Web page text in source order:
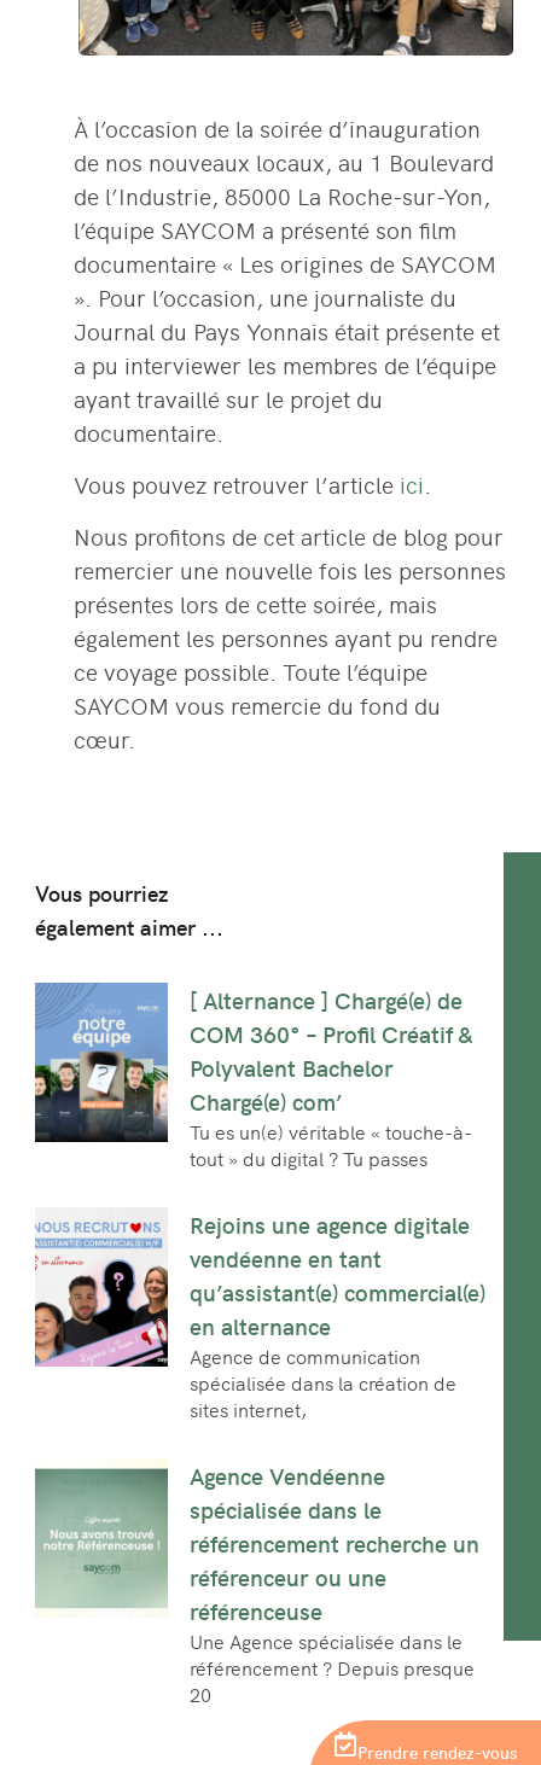
À l’occasion de la soirée d’inauguration
de nos nouveaux locaux, au 1 Boulevard
de l’Industrie, 85000 La Roche-sur-Yon,
l’équipe SAYCOM a présenté son film
documentaire « Les origines de SAYCOM
». Pour l’occasion, une journaliste du
Journal du Pays Yonnais était présente et
a pu interviewer les membres de l’équipe
ayant travaillé sur le projet du
documentaire.
Vous pouvez retrouver l’article ici
Nous profitons de cet article de blog pour
remercier une nouvelle fois les personnes
présentes lors de cette soirée, mais
également les personnes ayant pu rendre
ce voyage possible. Toute l’équipe
SAYCOM vous remercie du fond du
cœur.
Vous pourriez
également aimer ...
[ Alternance ] Chargé(e) de
COM 360° – Profil Créatif &
Polyvalent Bachelor
Chargé(e) com’
Tu es un(e) véritable « touche-à-
tout » du digital ? Tu passes
Rejoins une agence digitale
vendéenne en tant
qu’assistant(e) commercial(e)
en alternance
Agence de communication
spécialisée dans la création de
sites internet,
Agence Vendéenne
spécialisée dans le
référencement recherche un
référenceur ou une
référenceuse
Une Agence spécialisée dans le
référencement ? Depuis presque
20
Prendre rendez-vous